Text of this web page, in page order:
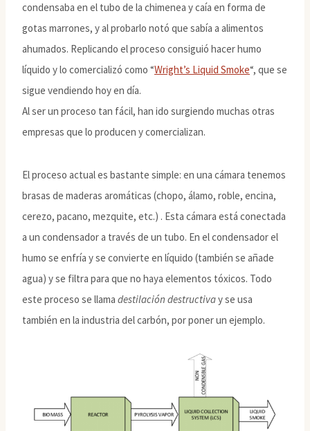
condensaba en el tubo de la chimenea y caía en forma de
gotas marrones, y al probarlo notó que sabía a alimentos
ahumados. Replicando el proceso consiguió hacer humo
líquido y lo comercializó como “Wright’s Liquid Smoke“, que se
sigue vendiendo hoy en día.
Al ser un proceso tan fácil, han ido surgiendo muchas otras
empresas que lo producen y comercializan.
El proceso actual es bastante simple: en una cámara tenemos
brasas de maderas aromáticas (chopo, álamo, roble, encina,
cerezo, pacano, mezquite, etc.) . Esta cámara está conectada
a un condensador a través de un tubo. En el condensador el
humo se enfría y se convierte en líquido (también se añade
agua) y se filtra para que no haya elementos tóxicos. Todo
este proceso se llama destilación destructivay se usa
también en la industria del carbón, por poner un ejemplo.